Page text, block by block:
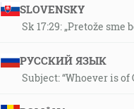
SLOVENSKY
Sk 17:29: „Pretože sme
РУССКИЙ ЯЗЫК
Subject: “Whoever is of